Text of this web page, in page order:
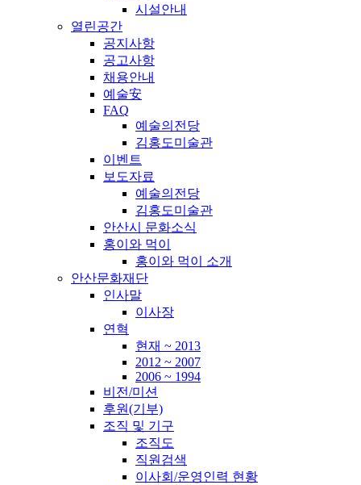
시설안내
열린공간
공지사항
공고사항
채용안내
예술安
FAQ
예술의전당
김홍도미술관
이벤트
보도자료
예술의전당
김홍도미술관
안산시 문화소식
홍이와 먹이
홍이와 먹이 소개
안산문화재단
인사말
이사장
연혁
현재 ~ 2013
2012 ~ 2007
2006 ~ 1994
비전/미션
후원(기부)
조직 및 기구
조직도
직원검색
이사회/운영인력 현황